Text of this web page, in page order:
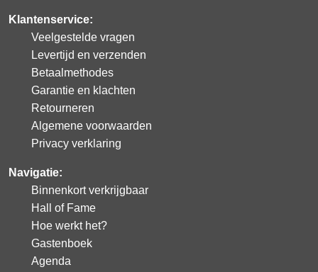
Klantenservice:
Veelgestelde vragen
Levertijd en verzenden
Betaalmethodes
Garantie en klachten
Retourneren
Algemene voorwaarden
Privacy verklaring
Navigatie:
Binnenkort verkrijgbaar
Hall of Fame
Hoe werkt het?
Gastenboek
Agenda